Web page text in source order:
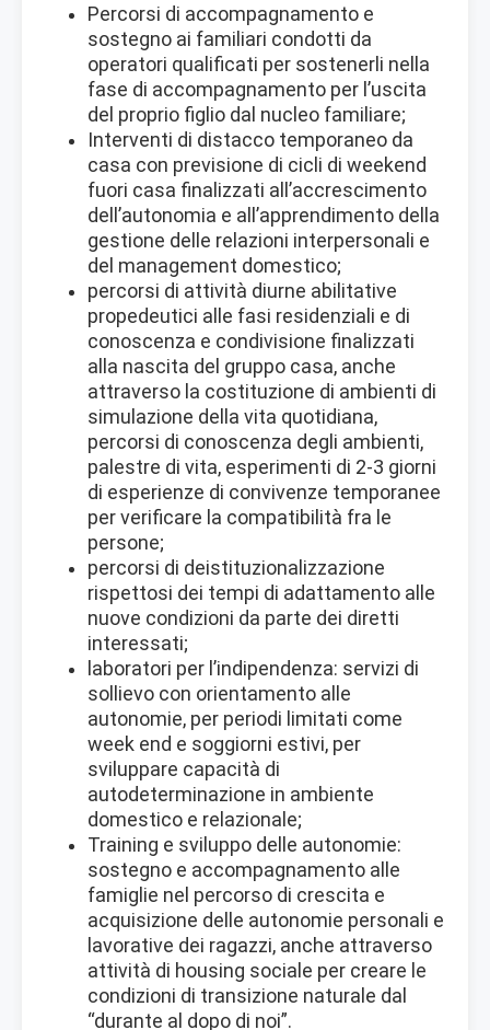
Percorsi di accompagnamento e
sostegno ai familiari condotti da
operatori qualificati per sostenerli nella
fase di accompagnamento per l’uscita
del proprio figlio dal nucleo familiare;
Interventi di distacco temporaneo da
casa con previsione di cicli di weekend
fuori casa finalizzati all’accrescimento
dell’autonomia e all’apprendimento della
gestione delle relazioni interpersonali e
del management domestico;
percorsi di attività diurne abilitative
propedeutici alle fasi residenziali e di
conoscenza e condivisione finalizzati
alla nascita del gruppo casa, anche
attraverso la costituzione di ambienti di
simulazione della vita quotidiana,
percorsi di conoscenza degli ambienti,
palestre di vita, esperimenti di 2-3 giorni
di esperienze di convivenze temporanee
per verificare la compatibilità fra le
persone;
percorsi di deistituzionalizzazione
rispettosi dei tempi di adattamento alle
nuove condizioni da parte dei diretti
interessati;
laboratori per l’indipendenza: servizi di
sollievo con orientamento alle
autonomie, per periodi limitati come
week end e soggiorni estivi, per
sviluppare capacità di
autodeterminazione in ambiente
domestico e relazionale;
Training e sviluppo delle autonomie:
sostegno e accompagnamento alle
famiglie nel percorso di crescita e
acquisizione delle autonomie personali e
lavorative dei ragazzi, anche attraverso
attività di housing sociale per creare le
condizioni di transizione naturale dal
“durante al dopo di noi”.